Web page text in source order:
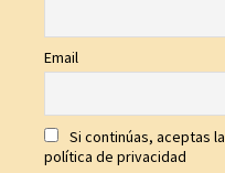
Email
Si continúas, aceptas la
política de privacidad